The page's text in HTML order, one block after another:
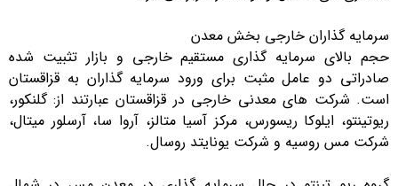
سرمایه گذاران خارجی بخش معدن
حجم بالای سرمایه گذاری مستقیم خارجی و بازار تثبیت شده
صادراتی دو عامل مثبت برای ورود سرمایه گذاران به قزاقستان
است. شرکت های معدنی خارجی در قزاقستان عبارتند از: گلنکور،
ریوتینتو، ایلوکا ریسورس، مرکز آسیا متالز، آروا سا، آرسلور میتال،
شرکت مس روسیه و شرکت یونایتد روسال.